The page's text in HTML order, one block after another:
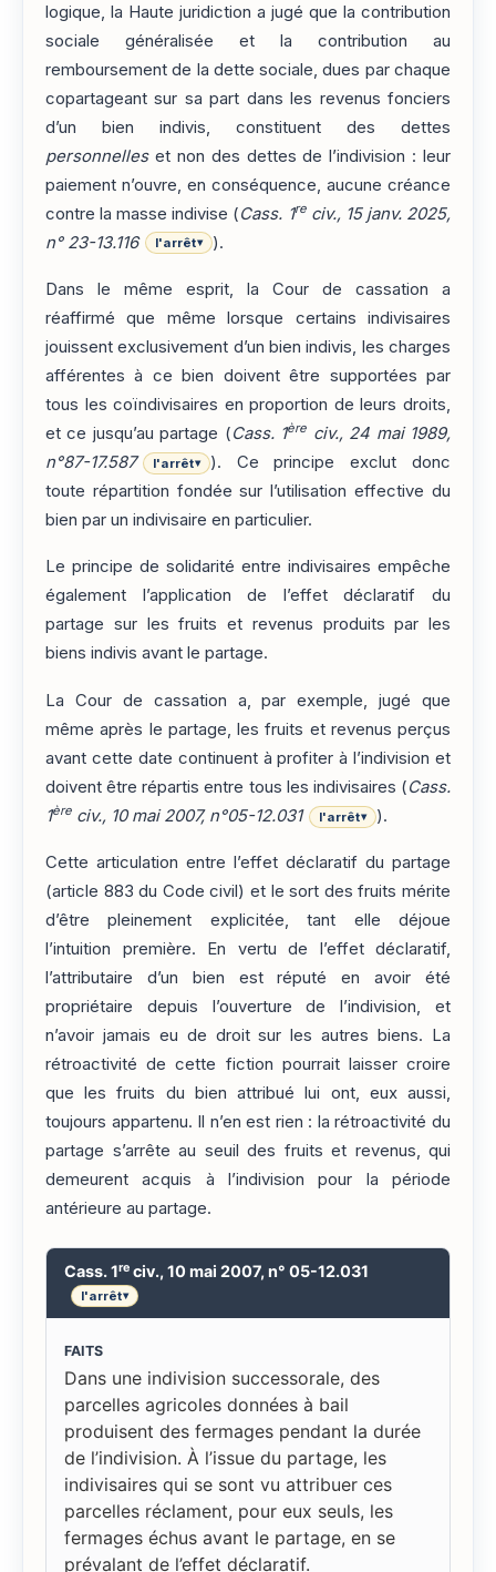
logique, la Haute juridiction a jugé que la contribution
sociale généralisée et la contribution au
remboursement de la dette sociale, dues par chaque
copartageant sur sa part dans les revenus fonciers
d’un bien indivis, constituent des dettes
personnelleset non des dettes de l’indivision : leur
paiement n’ouvre, en conséquence, aucune créance
contre la masse indivise (Cass. 1reciv., 15 janv. 2025,
n° 23-13.116
l'arrêt▾ ).
Dans le même esprit, la Cour de cassation a
réaffirmé que même lorsque certains indivisaires
jouissent exclusivement d’un bien indivis, les charges
afférentes à ce bien doivent être supportées par
tous les coïndivisaires en proportion de leurs droits,
et ce jusqu’au partage (Cass. 1ère civ., 24 mai 1989,
n°87-17.587
l'arrêt▾
). Ce principe exclut donc
toute répartition fondée sur l’utilisation effective du
bien par un indivisaire en particulier.
Le principe de solidarité entre indivisaires empêche
également l’application de l’effet déclaratif du
partage sur les fruits et revenus produits par les
biens indivis avant le partage.
La Cour de cassation a, par exemple, jugé que
même après le partage, les fruits et revenus perçus
avant cette date continuent à profiter à l’indivision et
doivent être répartis entre tous les indivisaires (Cass.
1ère civ., 10 mai 2007, n°05-12.031 l'arrêt▾ ).
Cette articulation entre l’effet déclaratif du partage
(article 883 du Code civil) et le sort des fruits mérite
d’être pleinement explicitée, tant elle déjoue
l’intuition première. En vertu de l’effet déclaratif,
l’attributaire d’un bien est réputé en avoir été
propriétaire depuis l’ouverture de l’indivision, et
n’avoir jamais eu de droit sur les autres biens. La
rétroactivité de cette fiction pourrait laisser croire
que les fruits du bien attribué lui ont, eux aussi,
toujours appartenu. Il n’en est rien : la rétroactivité du
partage s’arrête au seuil des fruits et revenus, qui
demeurent acquis à l’indivision pour la période
antérieure au partage.
Cass. 1re civ., 10 mai 2007, n° 05-12.031
l'arrêt▾
FAITS
Dans une indivision successorale, des
parcelles agricoles données à bail
produisent des fermages pendant la durée
de l’indivision. À l’issue du partage, les
indivisaires qui se sont vu attribuer ces
parcelles réclament, pour eux seuls, les
fermages échus avant le partage, en se
prévalant de l’effet déclaratif.